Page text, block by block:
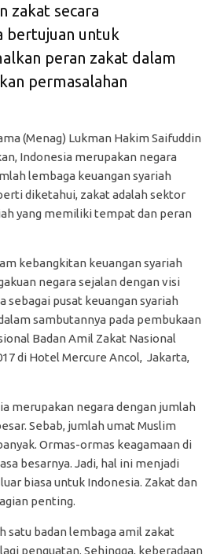
zakat secara
bertujuan untuk
peran zakat dalam
permasalahan
(Menag) Lukman Hakim Saifuddin
Indonesia merupakan negara
lembaga keuangan syariah
diketahui, zakat adalah sektor
yang memiliki tempat dan peran
kebangkitan keuangan syariah
negara sejalan dengan visi
sebagai pusat keuangan syariah
sambutannya pada pembukaan
Badan Amil Zakat Nasional
di Hotel Mercure Ancol, Jakarta,
merupakan negara dengan jumlah
Sebab, jumlah umat Muslim
Ormas-ormas keagamaan di
besarnya. Jadi, hal ini menjadi
biasa untuk Indonesia. Zakat dan
penting.
satu badan lembaga amil zakat
penguatan. Sehingga, keberadaan